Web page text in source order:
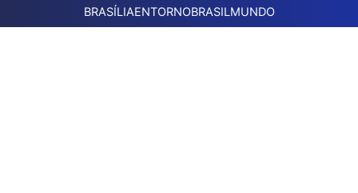
BRASÍLIAENTORNOBRASILMUNDO